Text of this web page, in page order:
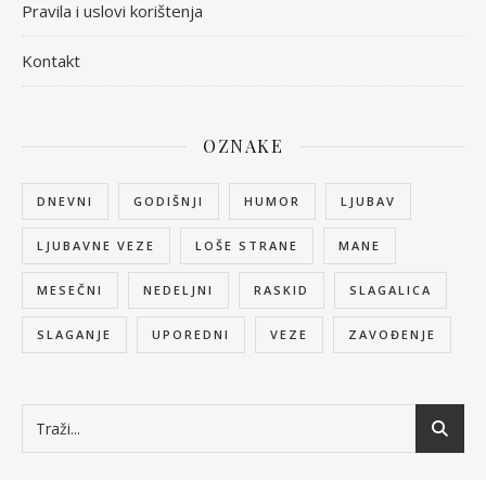
Pravila i uslovi korištenja
Kontakt
OZNAKE
DNEVNI GODIŠNJI HUMOR LJUBAV
LJUBAVNE VEZE LOŠE STRANE MANE
MESEČNI NEDELJNI RASKID SLAGALICA
SLAGANJE UPOREDNI VEZE ZAVOĐENJE